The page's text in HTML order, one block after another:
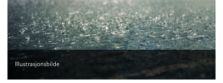
Illustrasjonsbilde